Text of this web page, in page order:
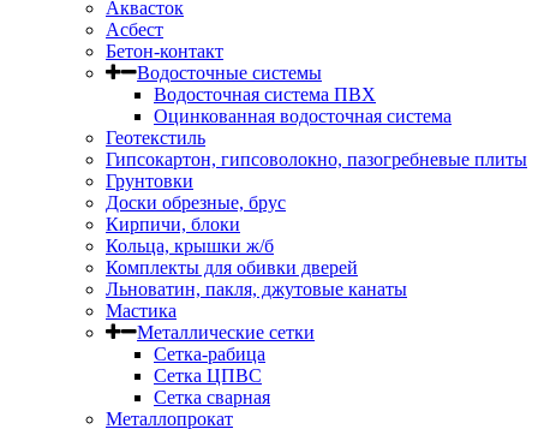
Аквасток
Асбест
Бетон-контакт
Водосточные системы
Водосточная система ПВХ
Оцинкованная водосточная система
Геотекстиль
Гипсокартон, гипсоволокно, пазогребневые плиты
Грунтовки
Доски обрезные, брус
Кирпичи, блоки
Кольца, крышки ж/б
Комплекты для обивки дверей
Льноватин, пакля, джутовые канаты
Мастика
Металлические сетки
Сетка-рабица
Сетка ЦПВС
Сетка сварная
Металлопрокат